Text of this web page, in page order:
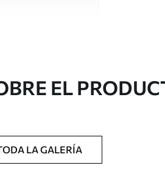
cm de ancho.
EL
LA GALERÍA